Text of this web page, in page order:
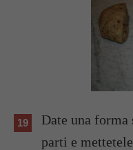
Date una forma
parti e